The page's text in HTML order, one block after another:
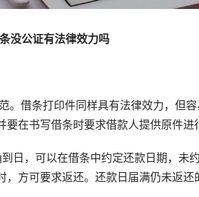
没公证有法律效力吗
借条打印件同样具有法律效力，但容
在书写借条时要求借款人提供原件进
，可以在借条中约定还款日期，未
方可要求返还。还款日届满仍未返还